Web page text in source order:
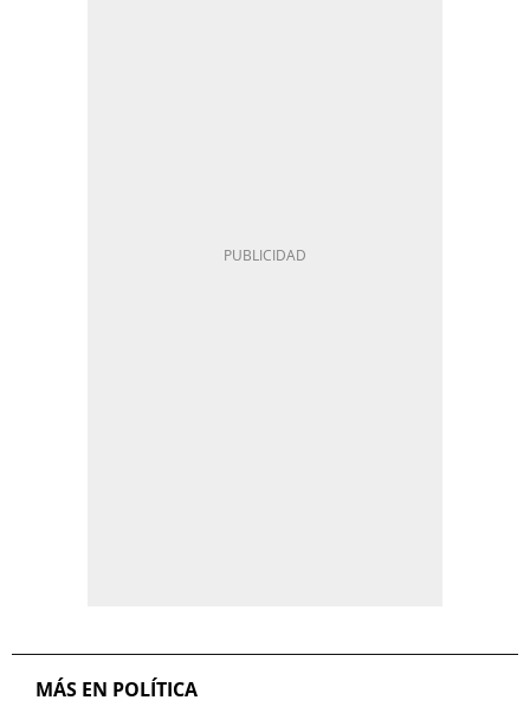
MÁS EN POLÍTICA